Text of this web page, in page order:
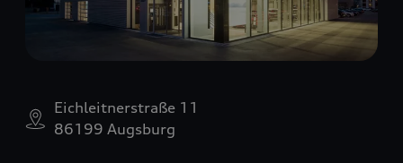
Eichleitnerstraße 11
86199 Augsburg